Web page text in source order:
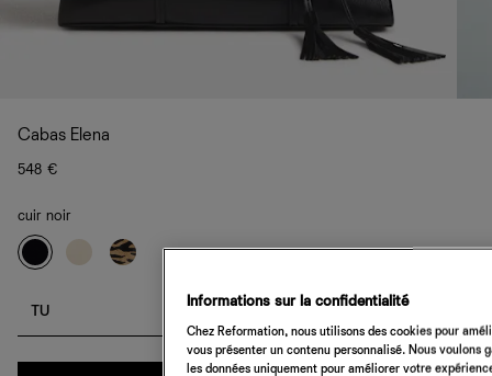
Cabas Elena
548 €
cuir noir
TU
Informations sur la confidentialité
Chez Reformation, nous utilisons des cookies pour
vous présenter un contenu personnalisé. Nous
les données uniquement pour améliorer votre